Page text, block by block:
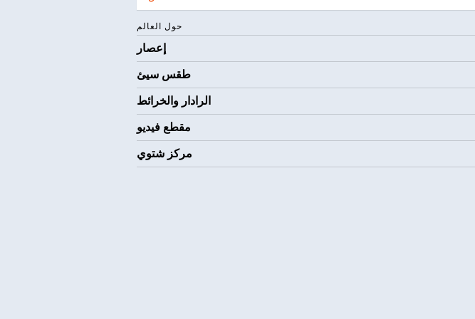
حول العالم
إعصار
طقس سيئ
الرادار والخرائط
مقطع فيديو
مركز شتوي